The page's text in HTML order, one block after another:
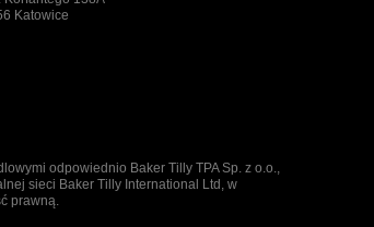
Katowice
odpowiednio Baker Tilly TPA Sp. z o.o.,
sieci Baker Tilly International Ltd, w
prawną.